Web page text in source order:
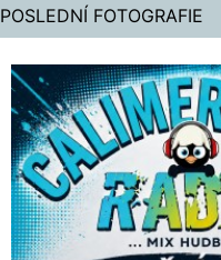
POSLEDNÍ FOTOGRAFIE